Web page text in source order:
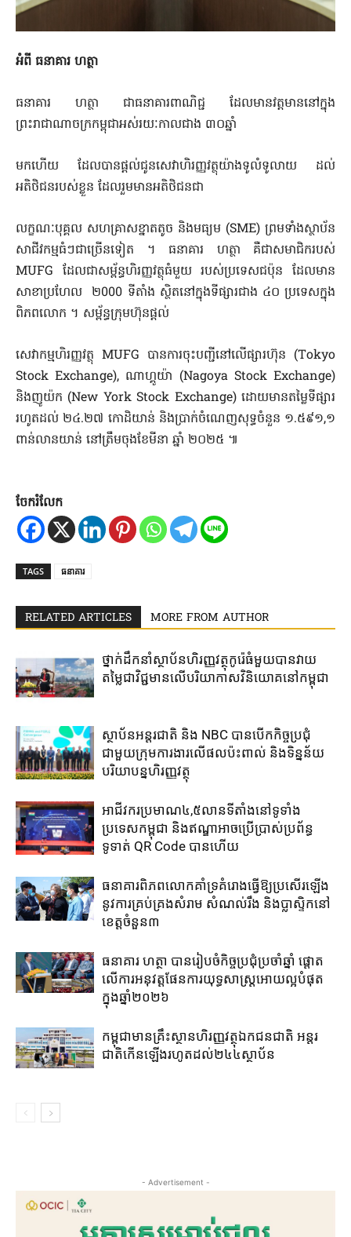
អំពី ធនាគារ ហត្ថា
ធនាគារ ហត្ថា ជាធនាគារពាណិជ្ជ ដែលមានវត្តមាននៅក្នុង
ព្រះរាជាណាចក្រកម្ពុជាអស់រយៈកាលជាង ៣០ឆ្នាំ
មកហើយ ដែលបានផ្តល់ជូនសេវាហិរញ្ញវត្ថុយ៉ាងទូលំទូលាយ ដល់
អតិថិជនរបស់ខ្លួន ដែលរួមមានអតិថិជនជា
លក្ខណៈបុគ្គល សហគ្រាសខ្នាតតូច និងមធ្យម (SME) ព្រមទាំងស្ថាប័ន
សាជីវកម្មធំៗជាច្រើនទៀត ។ ធនាគារ ហត្ថា គឺជាសមាជិករបស់
MUFG ដែលជាសម្ព័ន្ធហិរញ្ញវត្ថុធំមួយ របស់ប្រទេសជប៉ុន ដែលមាន
សាខាប្រហែល ​ ២000 ទីតាំង ស្ថិតនៅក្នុងទីផ្សារជាង ៤០ ប្រទេសក្នុង
ពិភពលោក ។ សម្ព័ន្ធក្រុមហ៊ុនផ្តល់
សេវាកម្មហិរញ្ញវត្ថុ MUFG បានការចុះបញ្ជីនៅលើផ្សារហ៊ុន (Tokyo
Stock Exchange), ណាហ្គូយ៉ា (Nagoya Stock Exchange)
និងញូយ៉ក (New York Stock Exchange) ដោយមានតម្លៃទីផ្សារ
រហូតដល់ ២៤.២៧ កោដិយាន់ និងប្រាក់ចំណេញសុទ្ធចំនួន ១.៥៩១,១
ពាន់លានយាន់ នៅត្រឹមចុងខែមីនា ឆ្នាំ ២០២៥ ៕
ចែករំលែក
TAGS ធនាគារ
RELATED ARTICLES MORE FROM AUTHOR
ថ្នាក់​ដឹកនាំ​ស្ថាប័ន​ហិរញ្ញវត្ថុ​កូរ៉េ​ធំ​មួយ​បាន​វាយ​
តម្លៃ​ជា​វិជ្ជមាន​លើ​បរិយាកាស​វិនិយោគ​នៅ​កម្ពុជា​
ស្ថាប័ន​អន្តរជាតិ ​និង NBC បាន​បើក​កិច្ច​ប្រជុំ​
ជាមួយ​ក្រុម​ការងារ​លើ​ផល​ប៉ះពាល់​ និង​ទិន្នន័យ​
បរិយា​បន្ន​ហិរញ្ញវត្ថុ
អាជីវករ​ប្រមាណ​៤,៥​លាន​ទីតាំង​នៅ​ទូទាំង​
ប្រទេស​កម្ពុជា​ និង​ឥណ្ឌា​អាច​ប្រើ​ប្រាស់​ប្រព័ន្ធ​
ទូទាត់ ​QR Code បាន​ហើយ​
ធនាគារពិភពលោកគាំទ្រគំរោងធ្វើឱ្យប្រសើរឡើង
នូវការគ្រប់គ្រងសំរាម សំណល់រឹង និងប្លាស្ទិកនៅ
ខេត្តចំនួន៣
ធនាគារ ហត្ថា បានរៀបចំកិច្ចប្រជុំប្រចាំឆ្នាំ ផ្តោត
លើការអនុវត្តផែនការយុទ្ធសាស្រ្តអោយល្អបំផុត
ក្នុងឆ្នាំ២០២៦
កម្ពុជាមានគ្រឹះស្ថានហិរញ្ញវត្ថុឯកជនជាតិ អន្តរ
ជាតិកើនឡើងរហូតដល់២៤៤ស្ថាប័ន
- Advertisement -